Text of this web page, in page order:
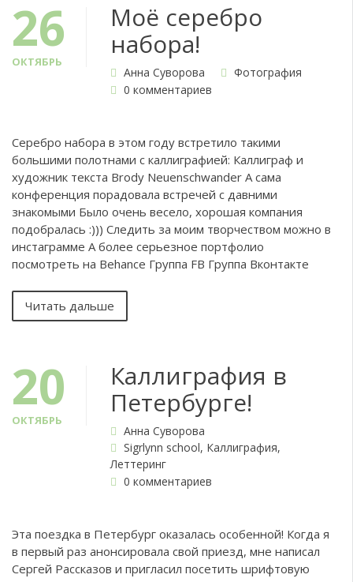
26
ОКТЯБРЬ
Моё серебро
набора!
Анна Суворова
Фотография
0 комментариев
Серебро набора в этом году встретило такими
большими полотнами с каллиграфией: Каллиграф и
художник текста Brody Neuenschwander А сама
конференция порадовала встречей с давними
знакомыми Было очень весело, хорошая компания
подобралась :))) Следить за моим творчеством можно в
инстаграмме А более серьезное портфолио
посмотреть на Behance Группа FB Группа Вконтакте
Читать дальше
20
ОКТЯБРЬ
Каллиграфия в
Петербурге!
Анна Суворова
Sigrlynn school, Каллиграфия,
Леттеринг
0 комментариев
Эта поездка в Петербург оказалась особенной! Когда я
в первый раз анонсировала свой приезд, мне написал
Сергей Рассказов и пригласил посетить шрифтовую